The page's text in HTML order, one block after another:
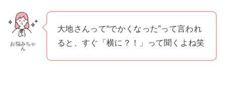
お悩みちゃ
ん
大地さんって“でかくなった”って言われ
ると、すぐ「横に？！」って聞くよね笑